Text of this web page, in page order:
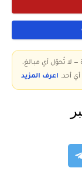
— لا تُحوّل أي مبالغ،
أحد. اعرف المزيد